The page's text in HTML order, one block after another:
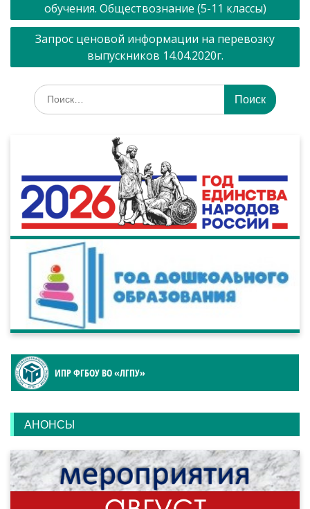
записям
обучения. Обществознание (5-11 классы)
Запрос ценовой информации на перевозку
выпускников 14.04.2020г.
Искать:
ИПР ФГБОУ ВО «ЛГПУ»
АНОНСЫ